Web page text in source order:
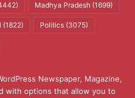
Madhya Pradesh (1699)
(1822) Politics (3075)
Newspaper, Magazine,
with options that allow you to